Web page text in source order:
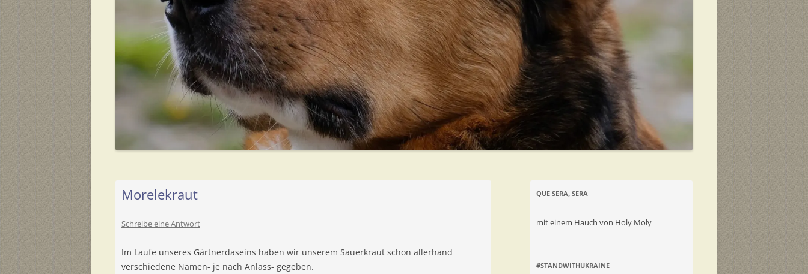
Morelekraut
Schreibe eine Antwort
Im Laufe unseres Gärtnerdaseins haben wir unserem Sauerkraut schon allerhand
verschiedene Namen- je nach Anlass- gegeben.
QUE SERA, SERA
mit einem Hauch von Holy Moly
#STANDWITHUKRAINE